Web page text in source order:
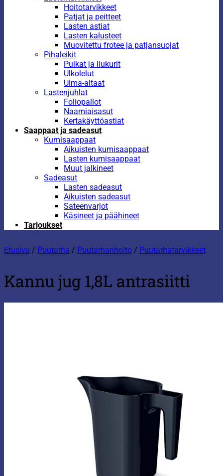
Hoitotarvikkeet
Patjat ja peitteet
Lasten astiat
Lasten kalusteet
Muovitettu frotee ja patjansuojat
Pihaleikit
Pulkat ja liukurit
Ulkolelut
Uima-altaat
Lastenjuhlat
Foliopallot
Naamiaisasut
Kertakäyttöastiat
Saappaat ja sadeasut
Kumisaappaat
Aikuisten kumisaappaat
Lasten kumisaappaat
Muut jalkineet
Sadeasut
Lasten sadeasut
Aikuisten sadeasut
Sateenvarjot
Käsineet ja päähineet
Tarjoukset
Etusivu / Puutarha / Puutarhanhoito / Puutarhatarvikkeet
Kannu jug 1,8L antrasiitti